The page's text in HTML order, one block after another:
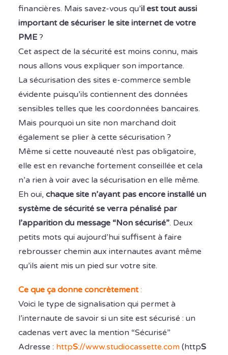
financières. Mais savez-vous qu’il est tout aussi
important de sécuriser le site internet de votre
PME ?
Cet aspect de la sécurité est moins connu, mais
nous allons vous expliquer son importance.
La sécurisation des sites e-commerce semble
évidente puisqu’ils contiennent des données
sensibles telles que les coordonnées bancaires.
Mais pourquoi un site non marchand doit
également se plier à cette sécurisation ?
Même si cette nouveauté n’est pas obligatoire,
elle est en revanche fortement conseillée et cela
n’a rien à voir avec la sécurisation en elle même.
Eh oui, chaque site n’ayant pas encore installé un
système de sécurité se verra pénalisé par
l’apparition du message “Non sécurisé”. Deux
petits mots qui aujourd’hui suffisent à faire
rebrousser chemin aux internautes avant même
qu’ils aient mis un pied sur votre site.
Ce que ça donne concrètement:
Voici le type de signalisation qui permet à
l’internaute de savoir si un site est sécurisé : un
cadenas vert avec la mention “Sécurisé”
Adresse : httpS://www.studiocassette.com (httpS